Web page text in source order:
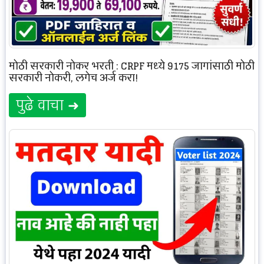
मोठी सरकारी नोकर भरती : CRPF मध्ये 9175 जागांसाठी मोठी
सरकारी नोकरी, लगेच अर्ज करा!
पुढे वाचा ➜